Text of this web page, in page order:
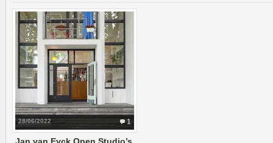
1
28/06/2022